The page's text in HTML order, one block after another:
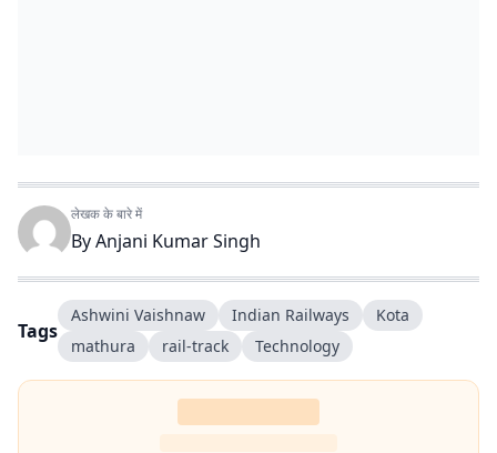
लेखक के बारे में
ByAnjani Kumar Singh
Tags
Ashwini Vaishnaw Indian Railways
Kota
mathura
rail-track Technology